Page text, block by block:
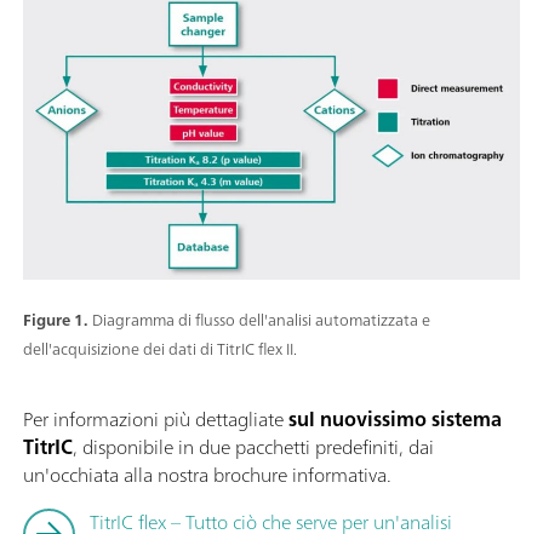
Figure 1. Diagramma di flusso dell'analisi automatizzata e
dell'acquisizione dei dati di TitrIC flex II.
Per informazioni più dettagliatesul nuovissimo sistema
TitrIC, disponibile in due pacchetti predefiniti, dai
un'occhiata alla nostra brochure informativa.
TitrIC flex – Tutto ciò che serve per un'analisi